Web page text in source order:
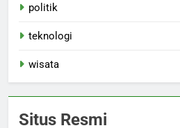
politik
teknologi
wisata
Situs Resmi